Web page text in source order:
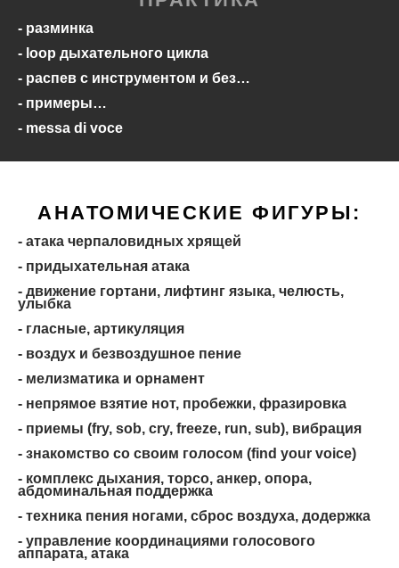
- разминка
- loop дыхательного цикла
- распев с инструментом и без…
- примеры…
- messa di voce
АНАТОМИЧЕСКИЕ ФИГУРЫ:
- атака черпаловидных хрящей
- придыхательная атака
- движение гортани, лифтинг языка, челюсть,
улыбка
- гласные, артикуляция
- воздух и безвоздушное пение
- мелизматика и орнамент
- непрямое взятие нот, пробежки, фразировка
- приемы (fry, sob, cry, freeze, run, sub), вибрация
- знакомство со своим голосом (find your voice)
- комплекс дыхания, торсо, анкер, опора,
абдоминальная поддержка
- техника пения ногами, сброс воздуха, додержка
- управление координациями голосового
аппарата, атака